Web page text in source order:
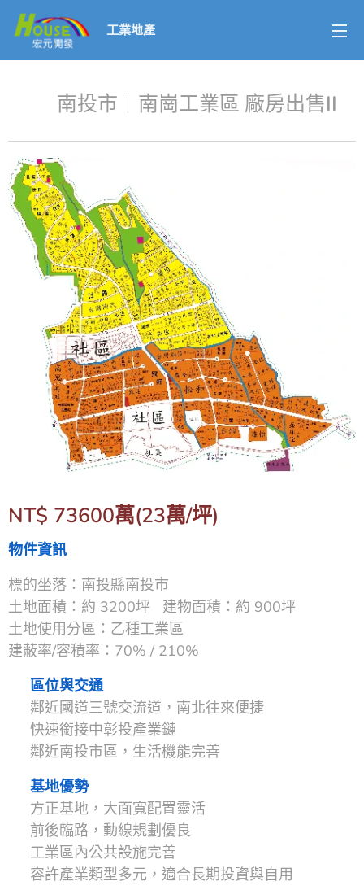
工業地產
🏭 南投市｜南崗工業區 廠房出售II
NT$ 73600萬(23萬/坪)
物件資訊
標的坐落：南投縣南投市
土地面積：約 3200坪 建物面積：約 900坪
土地使用分區：乙種工業區
建蔽率/容積率：70% / 210%
區位與交通
▪ 鄰近國道三號交流道，南北往來便捷
▪ 快速銜接中彰投產業鏈
▪ 鄰近南投市區，生活機能完善
基地優勢
▪ 方正基地，大面寬配置靈活
▪ 前後臨路，動線規劃優良
▪ 工業區內公共設施完善
▪ 容許產業類型多元，適合長期投資與自用